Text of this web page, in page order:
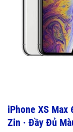
iPhone XS Max
Zin · Đầy Đủ